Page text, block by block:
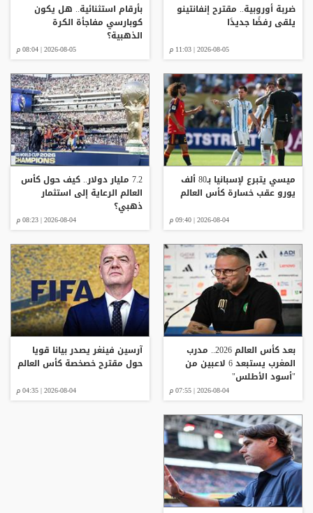
ضربة أوروبية.. مقترح إنفانتينو
يلقى رفضًا جديدًا
2026-08-05 | 11:03 م
بأرقام استثنائية.. هل يكون
كوبارسي مفاجأة الكرة
الذهبية؟
2026-08-05 | 08:04 م
ميسي يتبرع لإسبانيا بـ80 ألف
يورو عقب خسارة كأس العالم
2026-08-04 | 09:40 م
7.2 مليار دولار.. كيف حول كأس
العالم الرعاية إلى استثمار
ذهبي؟
2026-08-04 | 08:23 م
بعد كأس العالم 2026.. مدرب
المغرب يستبعد 6 لاعبين من
"أسود الأطلس"
2026-08-04 | 07:55 م
آرسين فينغر يصدر بيانا قويا
حول مقترح خصخصة كأس العالم
2026-08-04 | 04:35 م